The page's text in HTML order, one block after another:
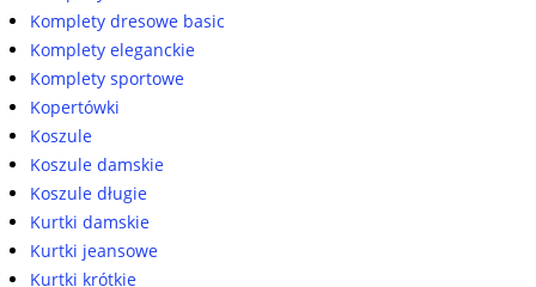
Komplety dresowe basic
Komplety eleganckie
Komplety sportowe
Kopertówki
Koszule
Koszule damskie
Koszule długie
Kurtki damskie
Kurtki jeansowe
Kurtki krótkie